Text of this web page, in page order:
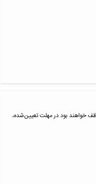
خواهند بود در مهلت تعیین‌شده،